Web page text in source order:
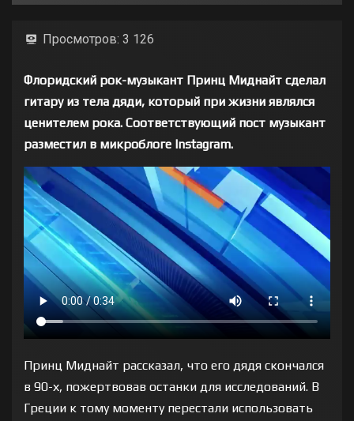
Просмотров: 3 126
Флоридский рок-музыкант Принц Миднайт сделал
гитару из тела дяди, который при жизни являлся
ценителем рока. Соответствующий пост музыкант
разместил в микроблоге Instagram.
Принц Миднайт рассказал, что его дядя скончался
в 90-х, пожертвовав останки для исследований. В
Греции к тому моменту перестали использовать